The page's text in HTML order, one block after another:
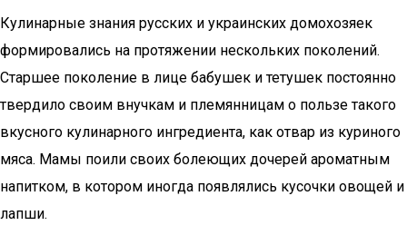
Кулинарные знания русских и украинских домохозяек
формировались на протяжении нескольких поколений.
Старшее поколение в лице бабушек и тетушек постоянно
твердило своим внучкам и племянницам о пользе такого
вкусного кулинарного ингредиента, как отвар из куриного
мяса. Мамы поили своих болеющих дочерей ароматным
напитком, в котором иногда появлялись кусочки овощей и
лапши.